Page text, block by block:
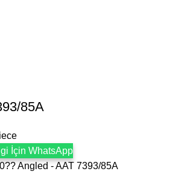
85A
İçin WhatsApp
Angled - AAT 7393/85A